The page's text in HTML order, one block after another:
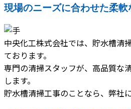
現場のニーズに合わせた柔
中央化工株式会社では、貯水槽清
ております。
専門の清掃スタッフが、高品質な
します。
貯水槽清掃工事のことなら、弊社